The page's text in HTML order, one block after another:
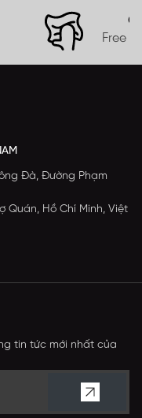
Free
Đà, Đường Phạm
Quán, Hồ Chí Minh, Việt
tin tức mới nhất của